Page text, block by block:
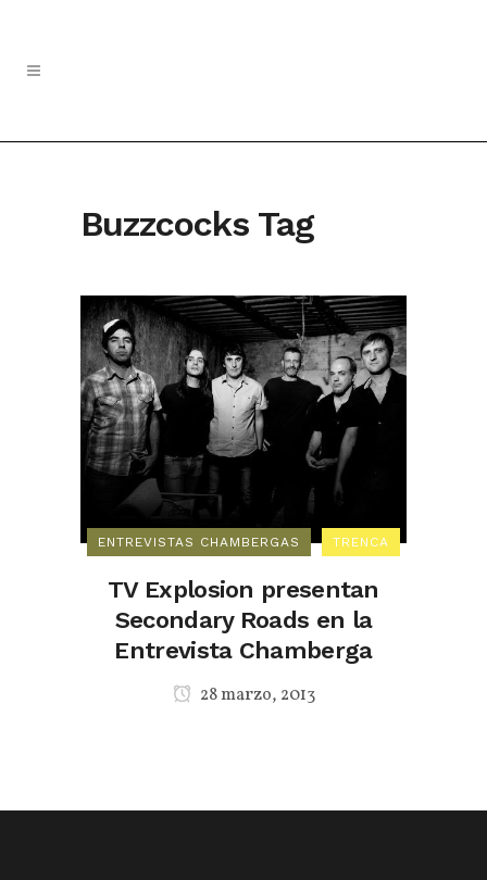
Buzzcocks Tag
ENTREVISTAS CHAMBERGAS TRENCA
TV Explosion presentan
Secondary Roads en la
Entrevista Chamberga
28 marzo, 2013